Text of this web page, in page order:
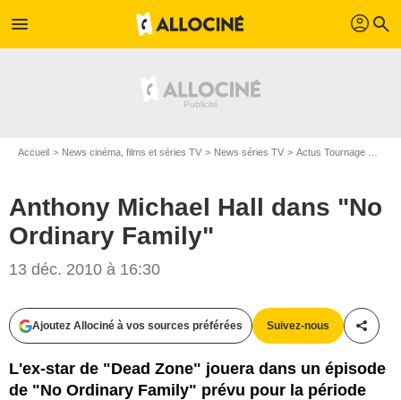
menu profil search
Accueil News cinéma, films et séries TV News séries TV Actus Tournage Séries TV
Anthony Michael Hall dans "No
Ordinary Family"
13 déc. 2010 à 16:30
Ajoutez Allociné à vos sources préférées Suivez-nous
L'ex-star de "Dead Zone" jouera dans un épisode
de "No Ordinary Family" prévu pour la période